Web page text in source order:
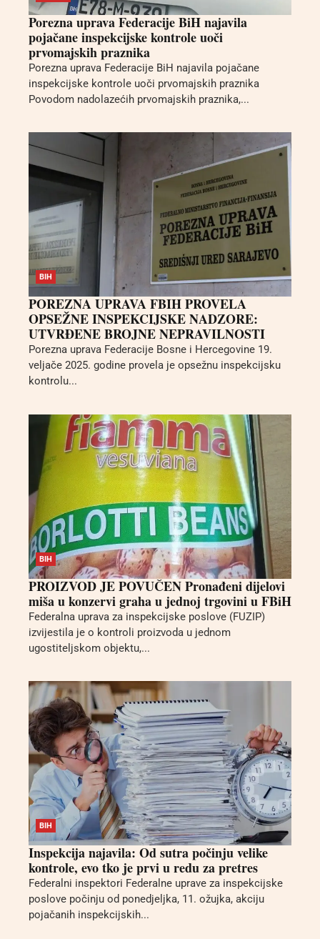
Porezna uprava Federacije BiH najavila
pojačane inspekcijske kontrole uoči
prvomajskih praznika
Porezna uprava Federacije BiH najavila pojačane
inspekcijske kontrole uoči prvomajskih praznika
Povodom nadolazećih prvomajskih praznika,...
BIH
POREZNA UPRAVA FBIH PROVELA
OPSEŽNE INSPEKCIJSKE NADZORE:
UTVRĐENE BROJNE NEPRAVILNOSTI
Porezna uprava Federacije Bosne i Hercegovine 19.
veljače 2025. godine provela je opsežnu inspekcijsku
kontrolu...
BIH
PROIZVOD JE POVUČEN Pronađeni dijelovi
miša u konzervi graha u jednoj trgovini u FBiH
Federalna uprava za inspekcijske poslove (FUZIP)
izvijestila je o kontroli proizvoda u jednom
ugostiteljskom objektu,...
BIH
Inspekcija najavila: Od sutra počinju velike
kontrole, evo tko je prvi u redu za pretres
Federalni inspektori Federalne uprave za inspekcijske
poslove počinju od ponedjeljka, 11. ožujka, akciju
pojačanih inspekcijskih...